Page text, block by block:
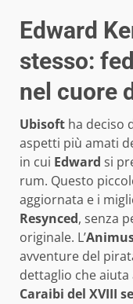
Edward
stesso:
nel cuore
Ubisoft ha deciso
aspetti più amati
in cui Edward si
rum. Questo
aggiornata e i
Resynced, senza
originale. L’
avventure del
dettaglio che
Caraibi del XVIII